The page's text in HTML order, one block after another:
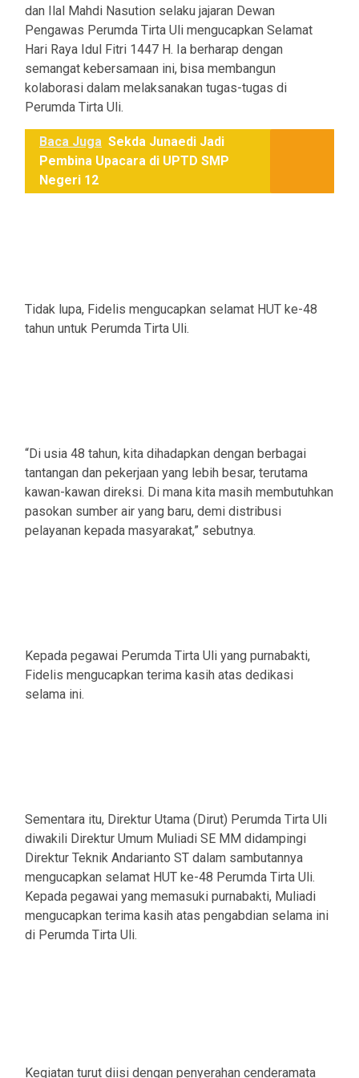
dan Ilal Mahdi Nasution selaku jajaran Dewan
Pengawas Perumda Tirta Uli mengucapkan Selamat
Hari Raya Idul Fitri 1447 H. Ia berharap dengan
semangat kebersamaan ini, bisa membangun
kolaborasi dalam melaksanakan tugas-tugas di
Perumda Tirta Uli.
Baca Juga Sekda Junaedi Jadi
Pembina Upacara di UPTD SMP
Negeri 12
Tidak lupa, Fidelis mengucapkan selamat HUT ke-48
tahun untuk Perumda Tirta Uli.
“Di usia 48 tahun, kita dihadapkan dengan berbagai
tantangan dan pekerjaan yang lebih besar, terutama
kawan-kawan direksi. Di mana kita masih membutuhkan
pasokan sumber air yang baru, demi distribusi
pelayanan kepada masyarakat,” sebutnya.
Kepada pegawai Perumda Tirta Uli yang purnabakti,
Fidelis mengucapkan terima kasih atas dedikasi
selama ini.
Sementara itu, Direktur Utama (Dirut) Perumda Tirta Uli
diwakili Direktur Umum Muliadi SE MM didampingi
Direktur Teknik Andarianto ST dalam sambutannya
mengucapkan selamat HUT ke-48 Perumda Tirta Uli.
Kepada pegawai yang memasuki purnabakti, Muliadi
mengucapkan terima kasih atas pengabdian selama ini
di Perumda Tirta Uli.
Kegiatan turut diisi dengan penyerahan cenderamata